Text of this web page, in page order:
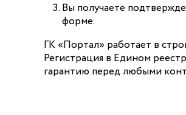
Вы получаете
форме.
ГК «Портал» работает в
Регистрация в Едином
гарантию перед любыми